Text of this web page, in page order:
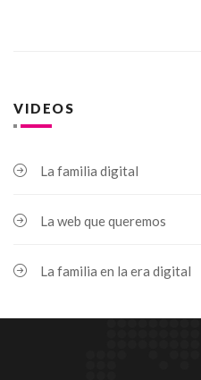
VIDEOS
La familia digital
La web que queremos
La familia en la era digital